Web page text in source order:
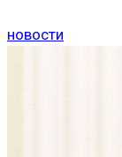
новости